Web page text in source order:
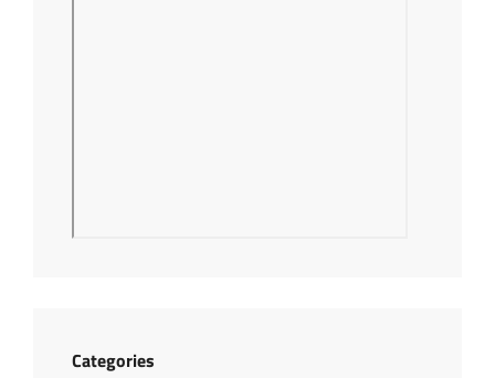
Categories